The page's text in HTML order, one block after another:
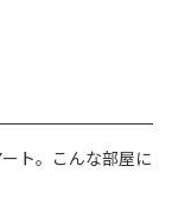
ト。こんな部屋に